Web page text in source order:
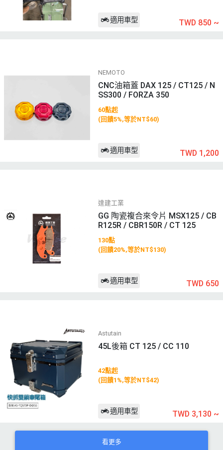
適用車型 TWD 850 ~
NEMOTO
CNC油箱蓋 DAX 125 / CT125 / N
SS300 / FORZA 350
60點起
(回饋5%,等於NT$60)
適用車型 TWD 1,200
達建工業
GG 陶瓷複合來令片 MSX125 / CB
R125R / CBR150R / CT 125
130點
(回饋20%,等於NT$130)
適用車型 TWD 650
Astutain
45L後箱 CT 125 / CC 110
42點起
(回饋1%,等於NT$42)
適用車型 TWD 3,130 ~
看更多